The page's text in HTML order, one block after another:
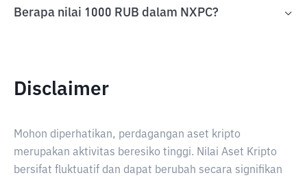
Berapa nilai 1000 RUB dalam NXPC?
Disclaimer
Mohon diperhatikan, perdagangan aset kripto
merupakan aktivitas beresiko tinggi. Nilai Aset Kripto
bersifat fluktuatif dan dapat berubah secara signifikan